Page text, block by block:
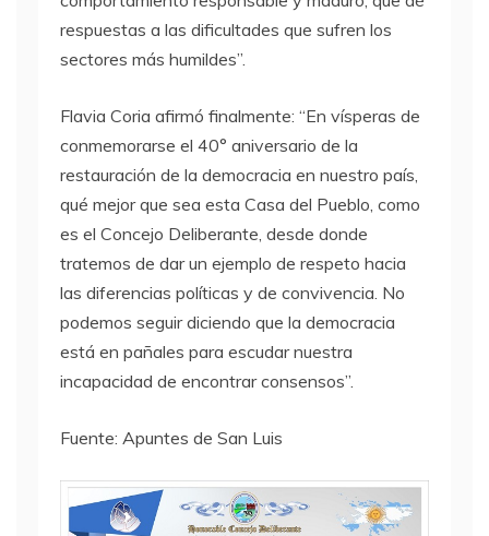
respuestas a las dificultades que sufren los
sectores más humildes”.
Flavia Coria afirmó finalmente: “En vísperas de
conmemorarse el 40° aniversario de la
restauración de la democracia en nuestro país,
qué mejor que sea esta Casa del Pueblo, como
es el Concejo Deliberante, desde donde
tratemos de dar un ejemplo de respeto hacia
las diferencias políticas y de convivencia. No
podemos seguir diciendo que la democracia
está en pañales para escudar nuestra
incapacidad de encontrar consensos”.
Fuente: Apuntes de San Luis